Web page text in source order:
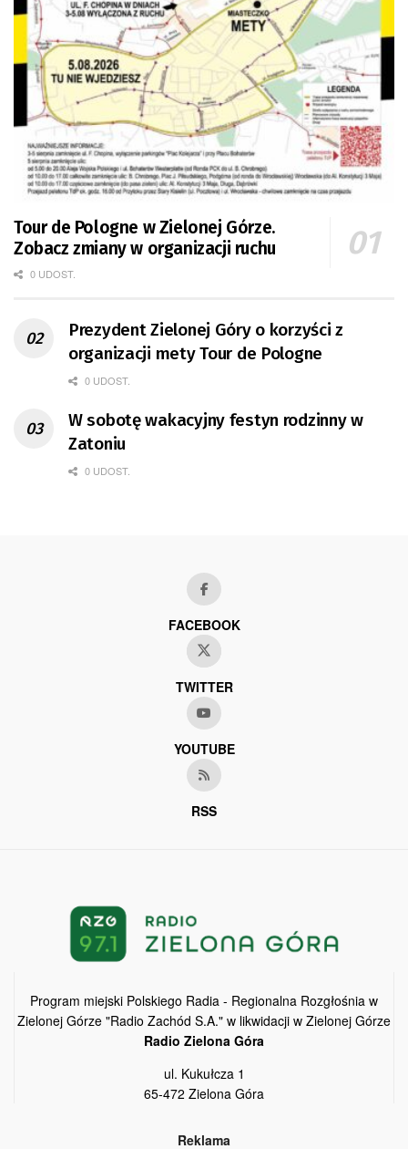
Tour de Pologne w Zielonej Górze.
Zobacz zmiany w organizacji ruchu
0 UDOST.
Prezydent Zielonej Góry o korzyści z
organizacji mety Tour de Pologne
0 UDOST.
W sobotę wakacyjny festyn rodzinny w
Zatoniu
0 UDOST.
FACEBOOK
TWITTER
YOUTUBE
RSS
Program miejski Polskiego Radia - Regionalna Rozgłośnia w
Zielonej Górze "Radio Zachód S.A." w likwidacji w Zielonej Górze
Radio Zielona Góra
ul. Kukułcza 1
65-472 Zielona Góra
Reklama